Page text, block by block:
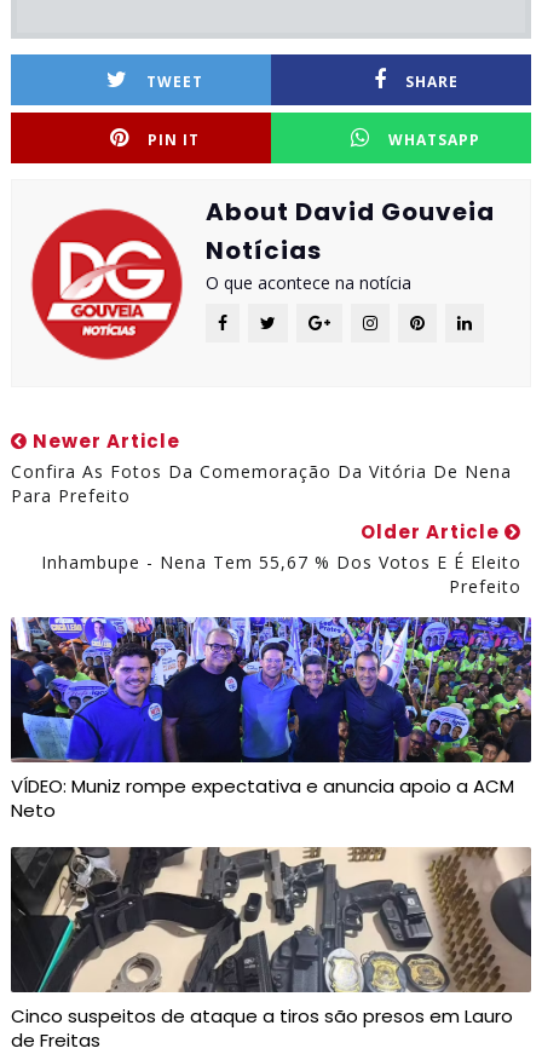
TWEET SHARE
PIN IT WHATSAPP
About David Gouveia
Notícias
O que acontece na notícia
Newer Article
Confira As Fotos Da Comemoração Da Vitória De Nena
Para Prefeito
Older Article
Inhambupe - Nena Tem 55,67 % Dos Votos E É Eleito
Prefeito
VÍDEO: Muniz rompe expectativa e anuncia apoio a ACM
Neto
Cinco suspeitos de ataque a tiros são presos em Lauro
de Freitas